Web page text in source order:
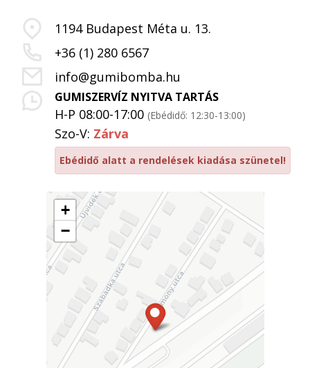
+
−
1194 Budapest Méta u. 13.
+36 (1) 280 6567
info@gumibomba.hu
GUMISZERVÍZ NYITVA TARTÁS
H-P 08:00-17:00 (Ebédidő: 12:30-13:00)
Szo-V: Zárva
Ebédidő alatt a rendelések kiadása szünetel!